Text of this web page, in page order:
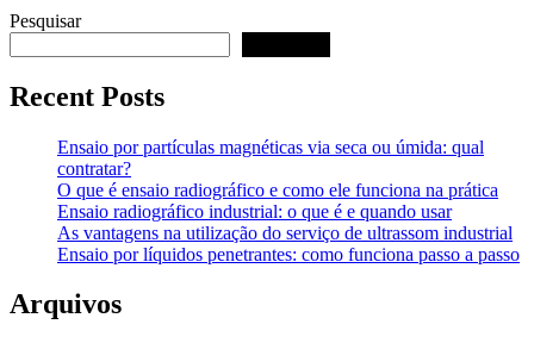
Pesquisar
Recent Posts
Ensaio por partículas magnéticas via seca ou úmida: qual
contratar?
O que é ensaio radiográfico e como ele funciona na prática
Ensaio radiográfico industrial: o que é e quando usar
As vantagens na utilização do serviço de ultrassom industrial
Ensaio por líquidos penetrantes: como funciona passo a passo
Arquivos